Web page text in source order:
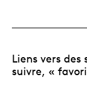
Liens vers
suivre, «